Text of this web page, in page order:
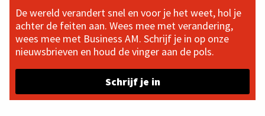
De wereld verandert snel en voor je het weet, hol je
achter de feiten aan. Wees mee met verandering,
wees mee met Business AM. Schrijf je in op onze
nieuwsbrieven en houd de vinger aan de pols.
Schrijf je in